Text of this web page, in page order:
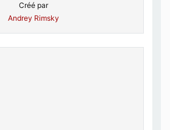
Créé par
Andrey Rimsky